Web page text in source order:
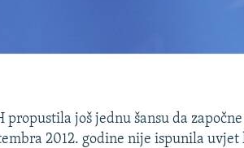
propustila još jednu šansu da
2012. godine nije ispunila